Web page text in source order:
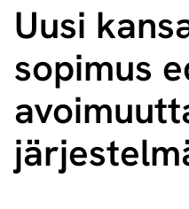
Uusi
sopimus